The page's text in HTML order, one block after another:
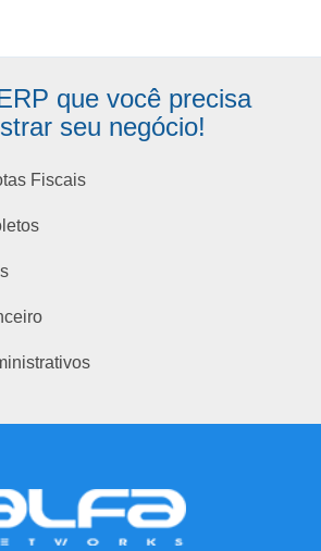
que você precisa
seu negócio!
Fiscais